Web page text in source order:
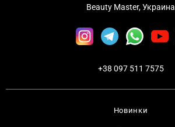
Новинки
Beauty Master, Украина
+38 097 511 7575